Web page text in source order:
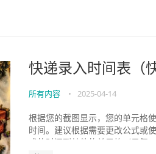
快递录入时间表（
所有内容 • 2025-04-14
根据您的截图显示，您的单元格
时间。建议根据需要更改公式或